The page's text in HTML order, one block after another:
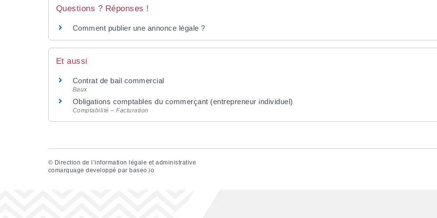
Questions ? Réponses !
Comment publier une annonce légale ?
Et aussi
Contrat de bail commercial
Baux
Obligations comptables du commerçant (entrepreneur individuel)
Comptabilité – Facturation
© Direction de l’information légale et administrative
comarquage developpé par baseo.io